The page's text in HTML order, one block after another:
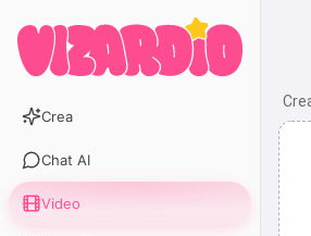
Crea
Chat AI
Video